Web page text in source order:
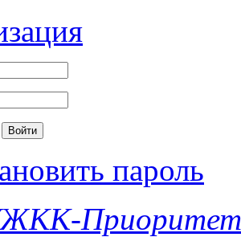
Войти
пароль